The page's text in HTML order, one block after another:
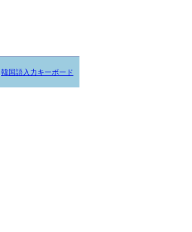
韓国語入力キーボード